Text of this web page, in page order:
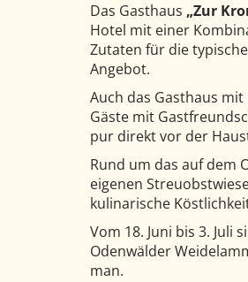
Das Gasthaus „Zur
Hotel mit einer
Zutaten für die
Angebot.
Auch das Gasthaus mit
Gäste mit
pur direkt vor der
Rund um das auf dem
eigenen
kulinarische
Vom 18. Juni bis 3.
Odenwälder
man.